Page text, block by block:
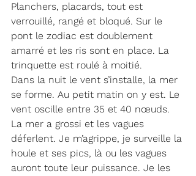
Planchers, placards, tout est
verrouillé, rangé et bloqué. Sur le
pont le zodiac est doublement
amarré et les ris sont en place. La
trinquette est roulé à moitié.
Dans la nuit le vent s’installe, la mer
se forme. Au petit matin on y est. Le
vent oscille entre 35 et 40 nœuds.
La mer a grossi et les vagues
déferlent. Je m’agrippe, je surveille la
houle et ses pics, là ou les vagues
auront toute leur puissance. Je les